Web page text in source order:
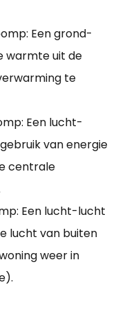
Een grond-
warmte uit de
te
Een lucht-
van energie
centrale
Een lucht-lucht
lucht van buiten
weer in